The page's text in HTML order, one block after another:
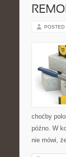
POSTED
choćby
późno. W
nie mówi,